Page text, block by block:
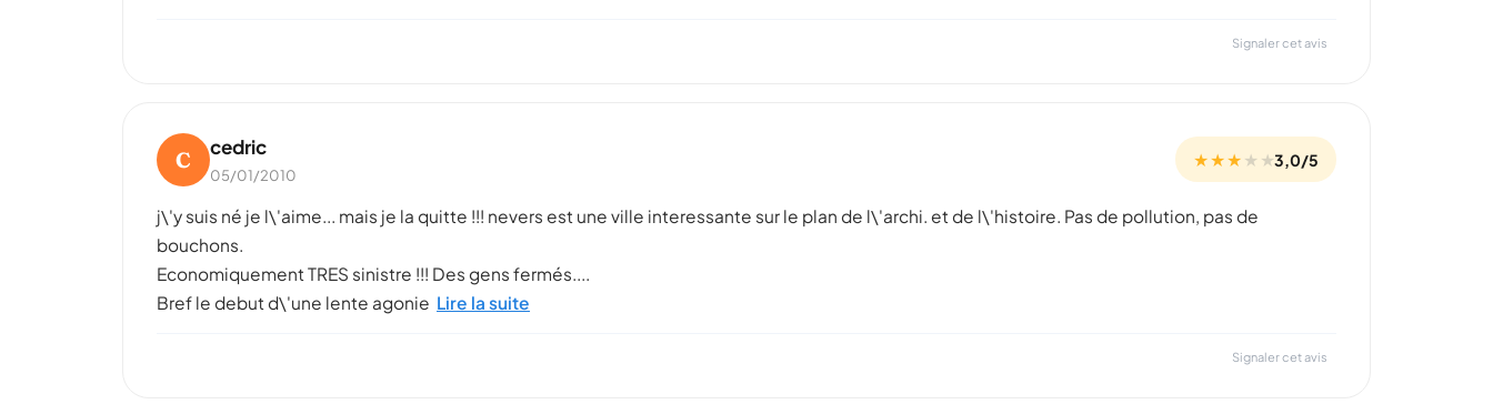
Signaler cet avis
C cedric
05/01/2010
★ ★ ★★ ★3,0/5
j\'y suis né je l\'aime... mais je la quitte !!! nevers est une ville interessante sur le plan de l\'archi. et de l\'histoire. Pas de pollution, pas de
bouchons.
Economiquement TRES sinistre !!! Des gens fermés....
Bref le debut d\'une lente agonie Lire la suite
Signaler cet avis